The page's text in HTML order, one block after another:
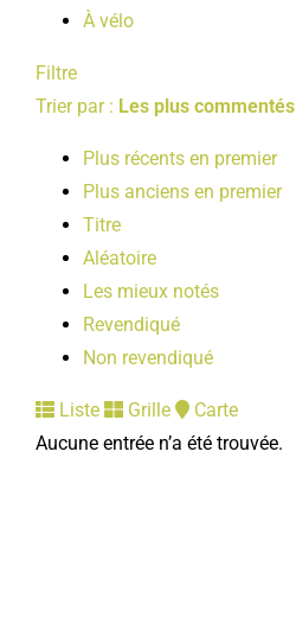
À vélo
Filtre
Trier par : Les plus commentés
Plus récents en premier
Plus anciens en premier
Titre
Aléatoire
Les mieux notés
Revendiqué
Non revendiqué
Liste Grille
Carte
Aucune entrée n’a été trouvée.